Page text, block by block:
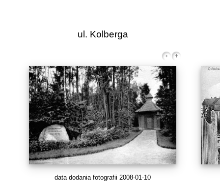
ul. Kolberga
data dodania fotografii 2008-01-10